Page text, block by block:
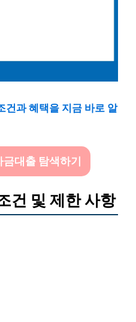
건과 혜택을 지금 바로 알
대출 탐색하기
건 및 제한 사항